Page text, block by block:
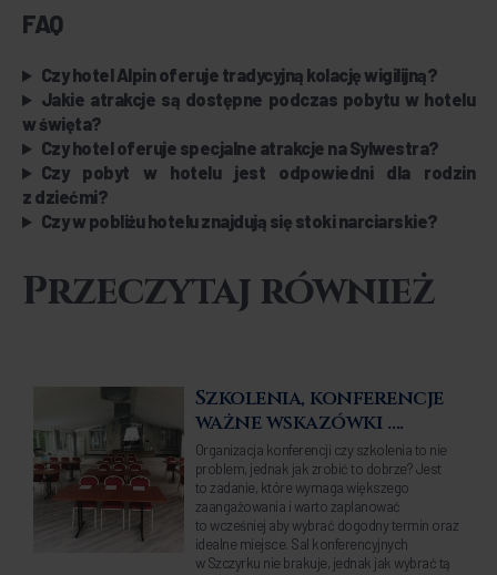
FAQ
Czy hotel Alpin oferuje tradycyjną kolację wigilijną?
Jakie atrakcje są dostępne podczas pobytu w hotelu
w święta?
Czy hotel oferuje specjalne atrakcje na Sylwestra?
Czy pobyt w hotelu jest odpowiedni dla rodzin
z dziećmi?
Czy w pobliżu hotelu znajdują się stoki narciarskie?
Przeczytaj również
Szkolenia, konferencje
ważne wskazówki ….
Organizacja konferencji czy szkolenia to nie
problem, jednak jak zrobić to dobrze? Jest
to zadanie, które wymaga większego
zaangażowania i warto zaplanować
to wcześniej aby wybrać dogodny termin oraz
idealne miejsce. Sal konferencyjnych
w Szczyrku nie brakuje, jednak jak wybrać tą